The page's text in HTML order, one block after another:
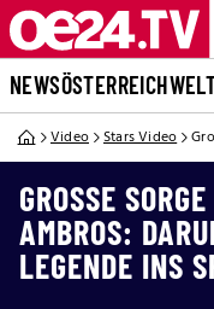
NEWSÖSTERREICH
Video Stars Video
GROSSE SORGE
MBROS:
EGENDE INS